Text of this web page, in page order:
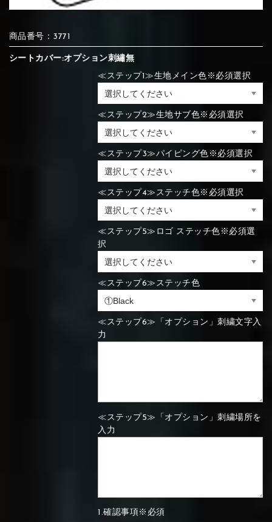
⑭Caramel ⑮Wine red
⑩White ⑪Black ⑫Ivory
⑭Caramel ⑮Wine red
⑩Brown ⑪Blue
⑭Pink ⑮Rose pink
⑰Silver
⑳Purple
⑩Brown ⑪Blue
⑭Pink
⑰Silver ⑱Green
⑳Purple
商品番号：3771
シートカバー:オプション刺繡無
≪ステップ1≫生地メイン色※必須選択
≪ステップ2≫生地サブ色※必須選択
≪ステップ3≫パイピング色※必須選択
≪ステップ4≫ステッチ色※必須選択
≪ステップ5≫ロゴ ステッチ色※必須選
択
≪ステップ6≫ステッチ色
≪ステップ6≫「オプション」刺繍文字入
力
≪ステップ5≫「オプション」刺繍場所を
入力
1.確認事項※必須